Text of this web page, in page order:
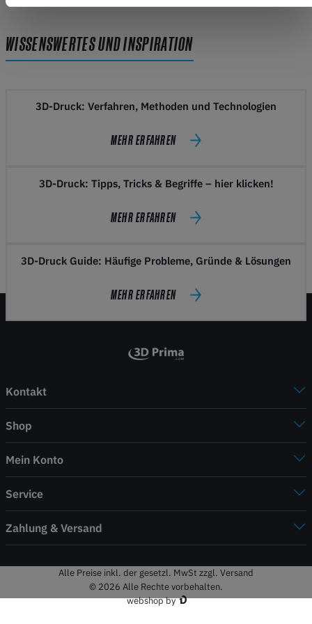
WISSENSWERTES UND INSPIRATION
3D-Druck: Verfahren, Methoden und Technologien
MEHR ERFAHREN
3D-Druck: Tipps, Tricks & Begriffe – hier klicken!
MEHR ERFAHREN
3D-Druck Guide: Häufige Probleme, Gründe & Lösungen
MEHR ERFAHREN
Kontakt
Shop
Mein Konto
Service
Zahlung & Versand
Alle Preise inkl. der gesetzl. MwSt zzgl. Versand
© 2026 Alle Rechte vorbehalten.
webshop by